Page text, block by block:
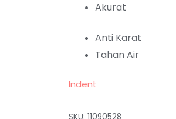
Akurat
Anti Karat
Tahan Air
Indent